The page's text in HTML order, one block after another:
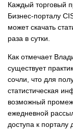
Каждый торговый
Бизнес-порталу
может скачать
раза в сутки.
Как отмечает
существует
сочли, что для
статистическая
возможный
ежедневной
доступа к порталу